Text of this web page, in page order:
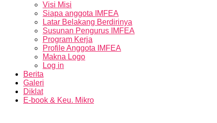
Visi Misi
Siapa anggota IMFEA
Latar Belakang Berdirinya
Susunan Pengurus IMFEA
Program Kerja
Profile Anggota IMFEA
Makna Logo
Log in
Berita
Galeri
Diklat
E-book & Keu. Mikro